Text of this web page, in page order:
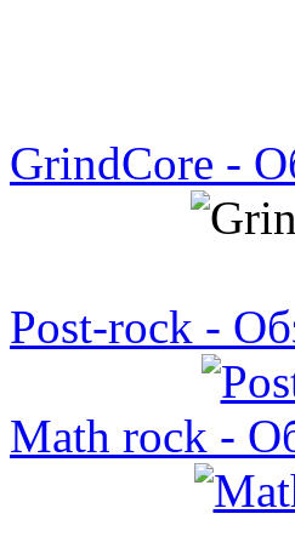
GrindCore -
Post-rock -
Math rock -